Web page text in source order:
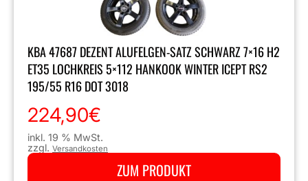
KBA 47687 DEZENT ALUFELGEN-SATZ SCHWARZ 7×16 H2
ET35 LOCHKREIS 5×112 HANKOOK WINTER ICEPT RS2
195/55 R16 DOT 3018
224,90€
inkl. 19 % MwSt.
zzgl. Versandkosten
ZUM PRODUKT